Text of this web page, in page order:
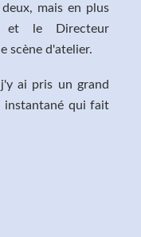
mais en plus
et le Directeur
scène d'atelier.
ai pris un grand
instantané qui fait